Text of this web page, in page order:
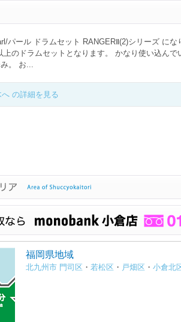
パール ドラムセット RANGERⅡ(2)シリーズ に
上のドラムセットとなります。 かなり使い込ん
。 お...
の詳細を見る
福岡県地域
北九州市 門司区 ・ 若松区 ・ 戸畑区 ・ 小倉北